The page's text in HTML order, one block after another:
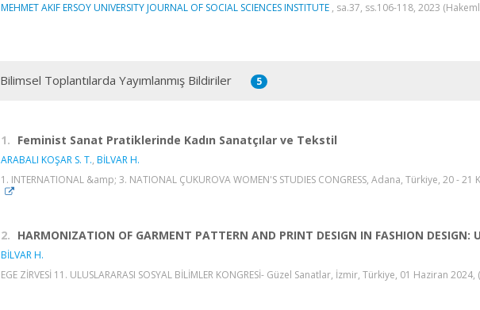
MEHMET AKIF ERSOY UNIVERSITY JOURNAL OF SOCIAL SCIENCES INSTITUTE , sa.37, ss.106-118, 2023
Toplantılarda Yayımlanmış Bildiriler 5
1. Feminist Sanat Pratiklerinde Kadın Sanatçılar ve Tekstil
ARABALI KOŞAR S. T., BİLVAR H.
1. INTERNATIONAL &amp; 3. NATIONAL ÇUKUROVA WOMEN'S STUDIES CONGRESS, Adana, Türkiye, 20 -
2. HARMONIZATION OF GARMENT PATTERN AND PRINT DESIGN IN FASHION DESIGN:
BİLVAR H.
EGE ZİRVESİ 11. ULUSLARARASI SOSYAL BİLİMLER KONGRESİ- Güzel Sanatlar, İzmir, Türkiye, 01 Haziran